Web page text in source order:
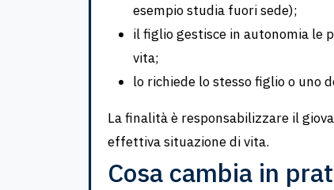
esempio studia fuori sede);
il figlio gestisce in autonomia le
vita;
lo richiede lo stesso figlio o uno
La finalità è responsabilizzare il
effettiva situazione di vita.
Cosa cambia in